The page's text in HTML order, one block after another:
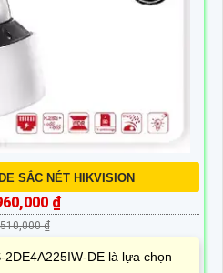
SẮC NÉT HIKVISION
₫
₫
DE là lựa chọn